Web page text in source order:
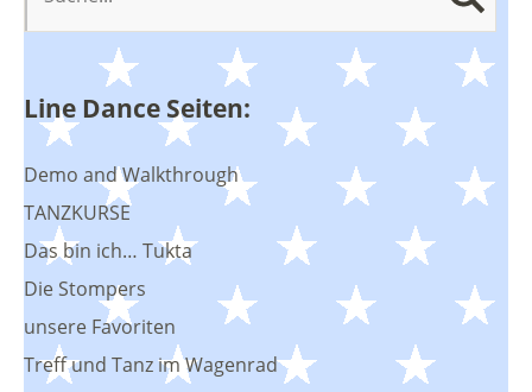
Line Dance Seiten:
Demo and Walkthrough
TANZKURSE
Das bin ich… Tukta
Die Stompers
unsere Favoriten
Treff und Tanz im Wagenrad